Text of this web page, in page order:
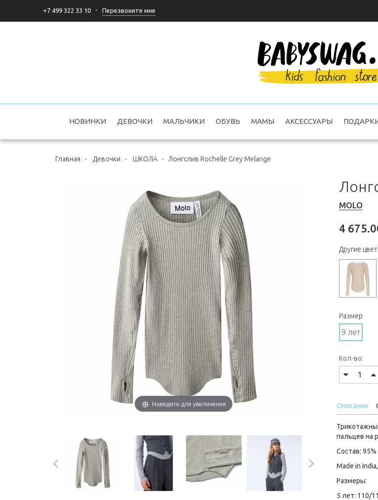
+7 499 322 33 10 - Перезвоните мне
НОВИНКИ ДЕВОЧКИ МАЛЬЧИКИ ОБУВЬ МАМЫ АКСЕССУАРЫ
Главная - Девочки - ШКОЛА - Лонгслив Rochelle Grey Melange
Наведите для увеличения
MOLO
4
Другие
Размер
9 лет
Кол-во:
Описание
пальцев на
Состав: 95%
Made in
Размеры:
5 лет: 110/